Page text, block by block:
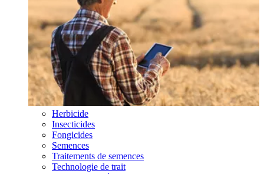
Herbicide
Insecticides
Fongicides
Semences
Traitements de semences
Technologie de trait